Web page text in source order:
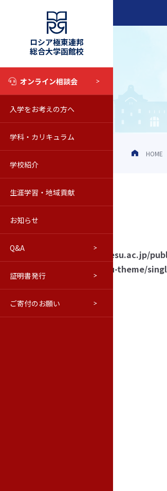
ロシア極東連邦
総合大学函館校
オンライン相談会
入学をお考えの方へ 入試情報
学科・カリキュラム
学校紹介
ウラジオス
生涯学習・地域貢献
修学旅行等
お知らせ
学報バック
Q&A
証明書発行
ご寄付のお願い
HOME
read
/home/hakoreco03/fesu.ac.jp/
content/themes/fesu-theme/